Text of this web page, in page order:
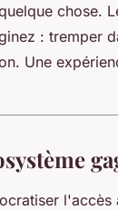
chose.
: tremper
Une